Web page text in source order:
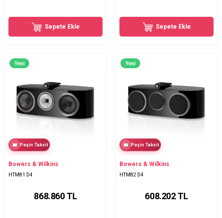
Sepete Ekle Sepete Ekle
Yeni
Peşin Taksit
Bowers & Wilkins
HTM81 D4
868.860TL
Yeni
Peşin Taksit
Bowers & Wilkins
HTM82 D4
608.202TL